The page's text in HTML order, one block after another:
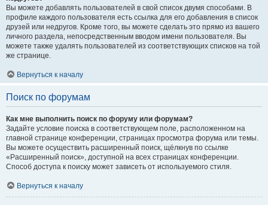
Вы можете добавлять пользователей в свой список двумя способами. В
профиле каждого пользователя есть ссылка для его добавления в список
друзей или недругов. Кроме того, вы можете сделать это прямо из вашего
личного раздела, непосредственным вводом имени пользователя. Вы
можете также удалять пользователей из соответствующих списков на той
же странице.
Вернуться к началу
Поиск по форумам
Как мне выполнить поиск по форуму или форумам?
Задайте условие поиска в соответствующем поле, расположенном на
главной странице конференции, страницах просмотра форума или темы.
Вы можете осуществить расширенный поиск, щёлкнув по ссылке
«Расширенный поиск», доступной на всех страницах конференции.
Способ доступа к поиску может зависеть от используемого стиля.
Вернуться к началу